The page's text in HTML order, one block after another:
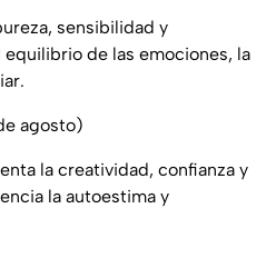
sensibilidad y
de las emociones, la
agosto)
la creatividad, confianza y
la autoestima y